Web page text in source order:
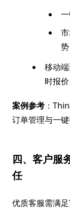
势
移动
时报
案例参考 ：
订单管理与一
四、客户服
任
优质客服需满足